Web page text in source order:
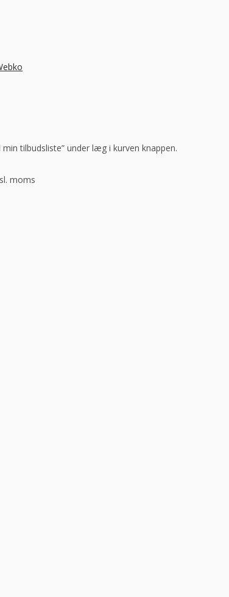
tilbudsliste” under læg i kurven knappen.
moms